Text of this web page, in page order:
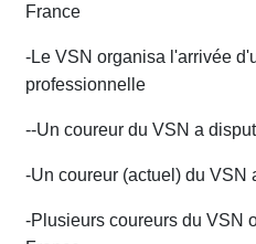
France
-Le VSN organisa l'arrivée
professionnelle
--Un coureur du VSN a
-Un coureur (actuel) du VSN
-Plusieurs coureurs du VSN